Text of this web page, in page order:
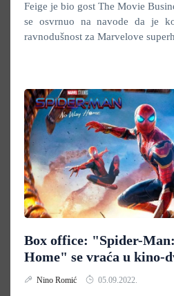
Feige je bio gost The Movie
se osvrnuo na navode da je
ravnodušnost za Marvelove
Box office: "Spider-
Home" se vraća u kino-
Nino Romić 05.09.2022.